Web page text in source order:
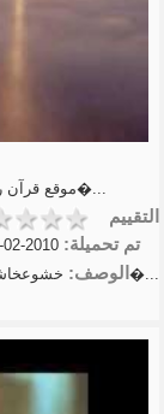
http://www.quranrabbi.com/ موقع قرآن ربي ::: قرآن يتلى آ�...
التقييم
تم تحميلة: 2010-02-14
الوصف: خشوعخاشعصوتمؤثرمبكيتخش�...